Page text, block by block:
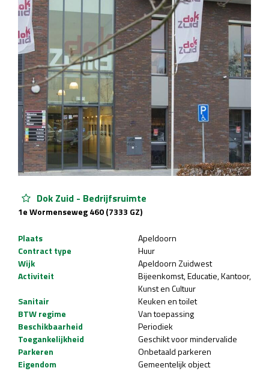
Dok Zuid - Bedrijfsruimte
1e Wormenseweg 460 (7333 GZ)
Plaats
Apeldoorn
Contract type
Huur
Wijk
Apeldoorn Zuidwest
Activiteit
Bijeenkomst Educatie Kantoor
Kunst en Cultuur
Sanitair
Keuken en toilet
BTW regime
Van toepassing
Beschikbaarheid
Periodiek
Toegankelijkheid
Geschikt voor mindervalide
Parkeren
Onbetaald parkeren
Eigendom
Gemeentelijk object